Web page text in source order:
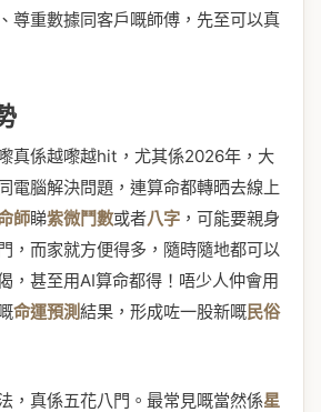
尊重數據同客戶嘅師傅，先至可以真
真係越嚟越hit，尤其係2026年，大
電腦解決問題，連算命都轉晒去線上
師睇紫微鬥數或者八字 ，可能要親身
，而家就方便得多，隨時隨地都可以
，甚至用AI算命都得！唔少人仲會用
命運預測結果，形成咗一股新嘅民俗
，真係五花八門。最常見嘅當然係星